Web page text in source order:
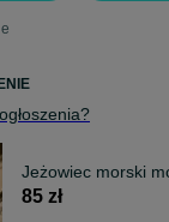
Jeżowiec morski
85 zł